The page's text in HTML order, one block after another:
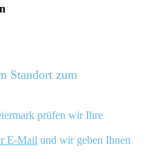
Standort zum
prüfen wir Ihre
E-Mail und wir geben Ihnen